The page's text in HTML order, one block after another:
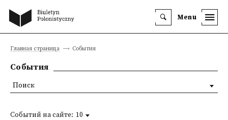
Menu
Главная страница События
События
Событий на сайте: 10
Поиск